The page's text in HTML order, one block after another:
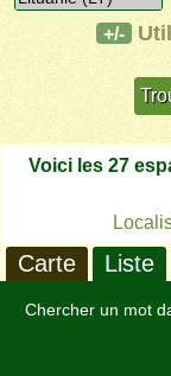
+/-
Voici les 27
Carte Liste
Chercher un mot